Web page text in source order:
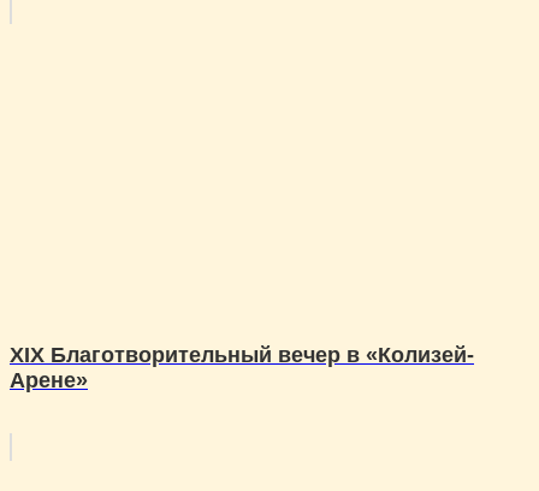
XIХ Благотворительный вечер в «Колизей-
Арене»